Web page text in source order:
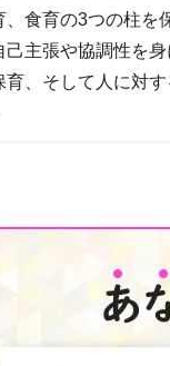
食育の3つの柱
主張や協調性を
、そして人に対